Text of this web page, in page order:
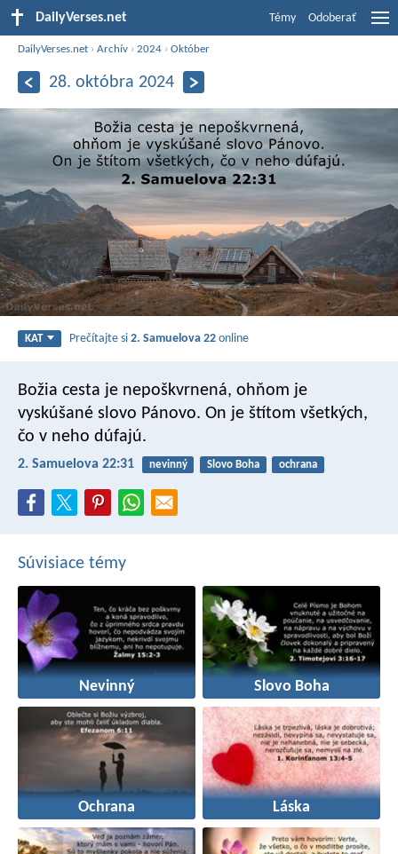
DailyVerses.net Témy Odoberať
DailyVerses.net ›Archív ›2024 ›Október
28. októbra 2024
KAT Prečítajte si2. Samuelova 22 online
Božia cesta je nepoškvrnená, ohňom je
vyskúšané slovo Pánovo. On je štítom všetkých,
čo v neho dúfajú.
2. Samuelova 22:31 nevinný Slovo Boha ochrana
Súvisiace témy
Nevinný Slovo Boha
Ochrana Láska